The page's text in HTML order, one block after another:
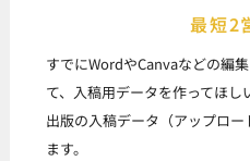
最短2
すでにWordやCanvaなどの編
て、入稿用データを作ってほ
出版の入稿データ（アップロ
ます。